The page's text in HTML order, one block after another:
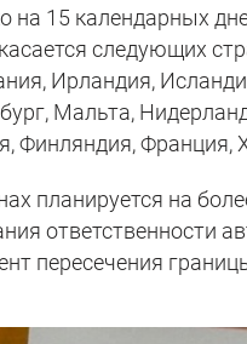
15 календарных
следующих
Ирландия,
Мальта,
Финляндия, Франция,
планируется на
ответственности
пересечения